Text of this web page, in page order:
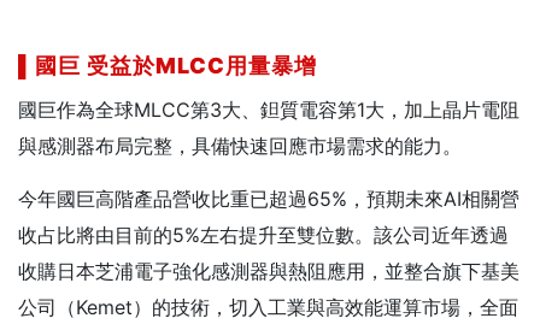
國巨 受益於MLCC用量暴增
國巨作為全球MLCC第3大、鉭質電容第1大，加上晶片電阻
與感測器布局完整，具備快速回應市場需求的能力。
今年國巨高階產品營收比重已超過65%，預期未來AI相關營
收占比將由目前的5%左右提升至雙位數。該公司近年透過
收購日本芝浦電子強化感測器與熱阻應用，並整合旗下基美
公司（Kemet）的技術，切入工業與高效能運算市場，全面